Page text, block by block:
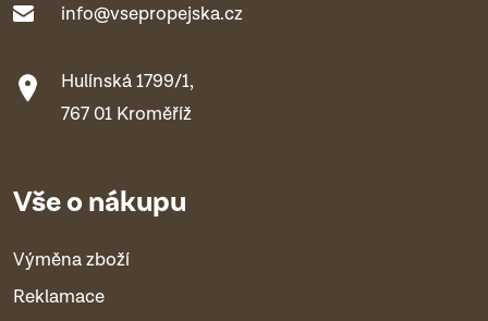
info@vsepropejska.cz
Hulínská 1799/1,
767 01 Kroměříž
Vše o nákupu
Výměna zboží
Reklamace